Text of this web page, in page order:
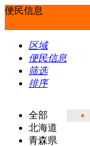
便民信息
区域
便民信息
筛选
排序
全部
北海道
青森県